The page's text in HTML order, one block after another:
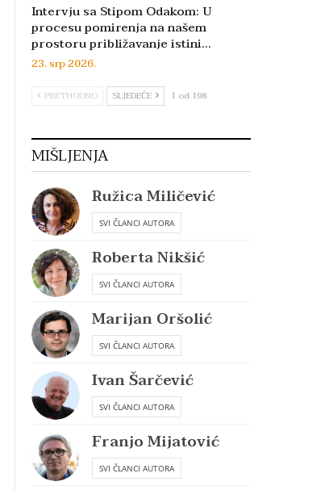
Intervju sa Stipom Odakom: U
procesu pomirenja na našem
prostoru približavanje istini…
23. srp 2026.
PRETHODNO SLJEDEĆE 1 od 198
MIŠLJENJA
Ružica Miličević
SVI ČLANCI AUTORA
Roberta Nikšić
SVI ČLANCI AUTORA
Marijan Oršolić
SVI ČLANCI AUTORA
Ivan Šarčević
SVI ČLANCI AUTORA
Franjo Mijatović
SVI ČLANCI AUTORA